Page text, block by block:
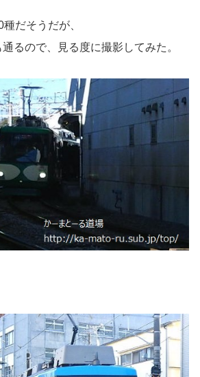
だそうだが、
るので、見る度に撮影してみた。